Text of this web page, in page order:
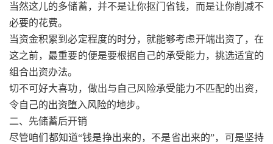
当然这儿的多储蓄，并不是让你抠门省钱，而是让你削减不
必要的花费。
当资金积累到必定程度的时分，就能够考虑开端出资了，在
这之前，最重要的便是要根据自己的承受能力，挑选适宜的
组合出资办法。
切不可好大喜功，做出与自己风险承受能力不匹配的出资，
令自己的出资堕入风险的地步。
二、先储蓄后开销
尽管咱们都知道“钱是挣出来的，不是省出来的”，可是坚持